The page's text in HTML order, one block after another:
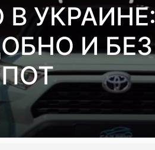
УКРАИНЕ:
И БЕЗ